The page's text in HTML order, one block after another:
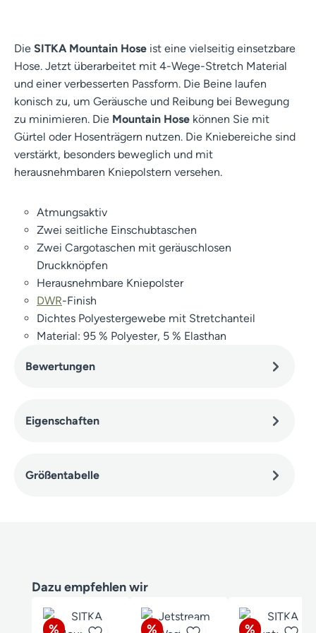
Die SITKA Mountain Hose ist eine vielseitig einsetzbare
Hose. Jetzt überarbeitet mit 4-Wege-Stretch Material
und einer verbesserten Passform. Die Beine laufen
konisch zu, um Geräusche und Reibung bei Bewegung
zu minimieren. Die Mountain Hose können Sie mit
Gürtel oder Hosenträgern nutzen. Die Kniebereiche sind
verstärkt, besonders beweglich und mit
herausnehmbaren Kniepolstern versehen.
Atmungsaktiv
Zwei seitliche Einschubtaschen
Zwei Cargotaschen mit geräuschlosen
Druckknöpfen
Herausnehmbare Kniepolster
DWR-Finish
Dichtes Polyestergewebe mit Stretchanteil
Material: 95 % Polyester, 5 % Elasthan
Bewertungen
Eigenschaften
Größentabelle
Produktgalerie überspringen
Dazu empfehlen wir
Rabatt
% Rabatt
% Rabatt
%